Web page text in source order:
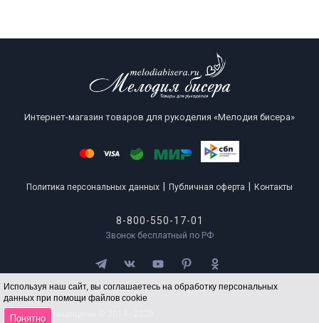
Используя наш сайт, вы соглашаетесь на обработку персональных
данных при помощи файлов cookie
Понятно
Интернет-магазин товаров для рукоделия «Мелодия бисера»
Политика персональных данных Публичная оферта Контакты
8-800-550-17-01
Звонок бесплатный по РФ
Все права защищены © 2014 - 2026